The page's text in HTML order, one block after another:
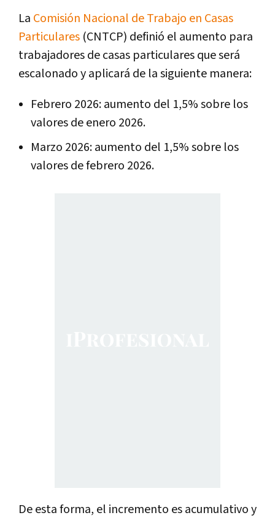
La Comisión Nacional de Trabajo en Casas
Particulares (CNTCP) definió el aumento para
trabajadores de casas particulares que será
escalonado y aplicará de la siguiente manera:
Febrero 2026: aumento del 1,5% sobre los
valores de enero 2026.
Marzo 2026: aumento del 1,5% sobre los
valores de febrero 2026.
De esta forma, el incremento es acumulativo y